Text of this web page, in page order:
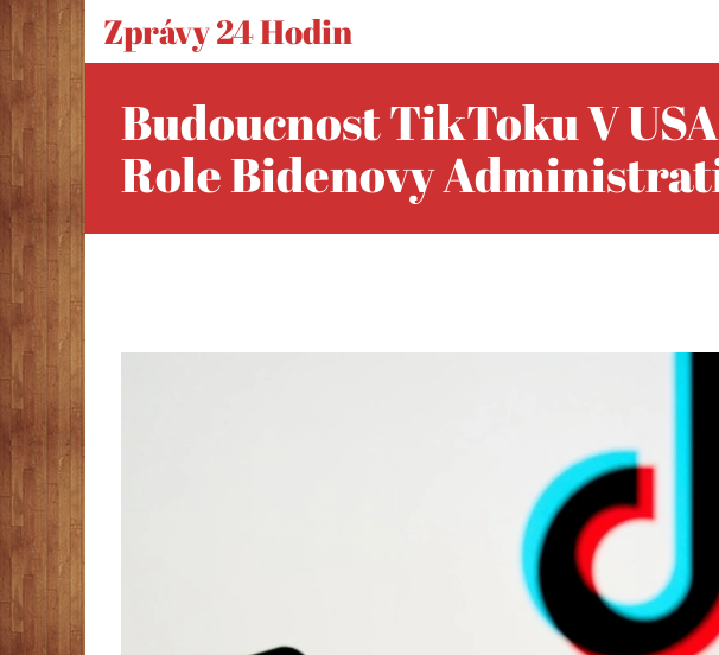
Zprávy 24 Hodin
Budoucnost TikToku V
Role Bidenovy